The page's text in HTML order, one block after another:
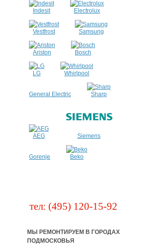
Indesit Electrolux
Vestfrost Samsung
Ariston Bosch
LG Whirlpool
General Electric Sharp
AEG Siemens
Gorenje Beko
тел: (495) 120-15-92
МЫ РЕМОНТИРУЕМ В ГОРОДАХ
ПОДМОСКОВЬЯ